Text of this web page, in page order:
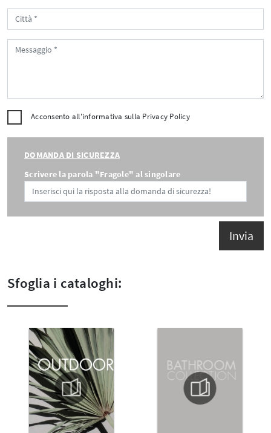
Acconsento all'informativa sulla Privacy Policy
DOMANDA DI SICUREZZA
Scrivere la parola "Fragole" al singolare
Invia
Sfoglia i cataloghi: